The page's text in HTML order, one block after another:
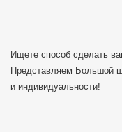
Ищете способ сделать
Представляем Большой
и индивидуальности!